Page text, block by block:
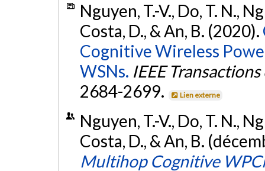
Nguyen, T.-V., Do, T. N.,
Costa, D., & An, B. (2020).
Cognitive Wireless
WSNs. IEEE
2684-2699.
Lien externe
Nguyen, T.-V., Do, T. N.,
Costa, D., & An, B.
Multihop Cognitive